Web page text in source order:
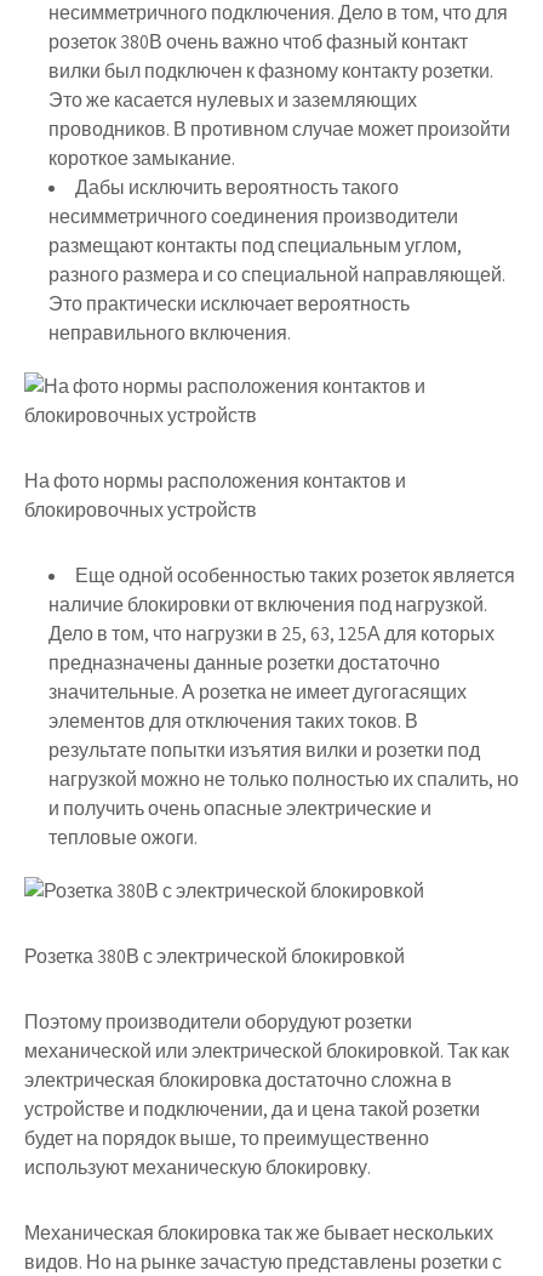
несимметричного подключения. Дело в том, что для
розеток 380В очень важно чтоб фазный контакт
вилки был подключен к фазному контакту розетки.
Это же касается нулевых и заземляющих
проводников. В противном случае может произойти
короткое замыкание.
Дабы исключить вероятность такого
несимметричного соединения производители
размещают контакты под специальным углом,
разного размера и со специальной направляющей.
Это практически исключает вероятность
неправильного включения.
На фото нормы расположения контактов и
блокировочных устройств
Еще одной особенностью таких розеток является
наличие блокировки от включения под нагрузкой.
Дело в том, что нагрузки в 25, 63, 125А для которых
предназначены данные розетки достаточно
значительные. А розетка не имеет дугогасящих
элементов для отключения таких токов. В
результате попытки изъятия вилки и розетки под
нагрузкой можно не только полностью их спалить, но
и получить очень опасные электрические и
тепловые ожоги.
Розетка 380В с электрической блокировкой
Поэтому производители оборудуют розетки
механической или электрической блокировкой. Так как
электрическая блокировка достаточно сложна в
устройстве и подключении, да и цена такой розетки
будет на порядок выше, то преимущественно
используют механическую блокировку.
Механическая блокировка так же бывает нескольких
видов. Но на рынке зачастую представлены розетки с